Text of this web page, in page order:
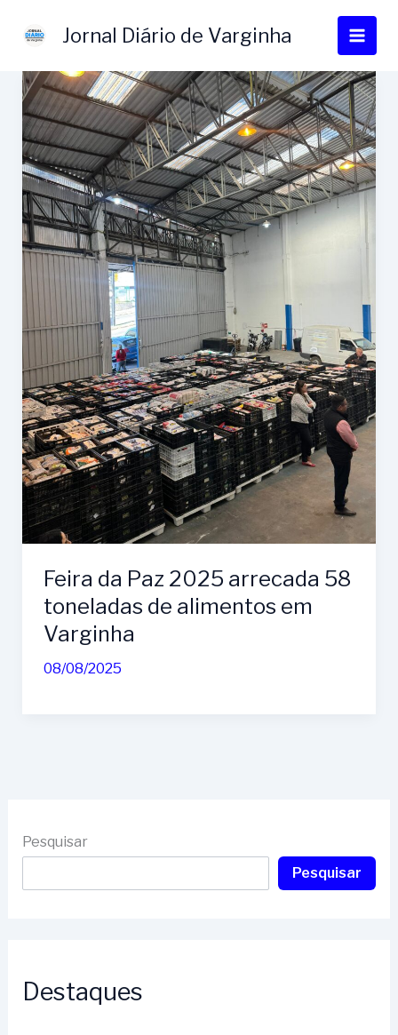
para
conteúdo
Jornal Diário de Varginha
Feira da Paz 2025 arrecada 58
toneladas de alimentos em
Varginha
08/08/2025
Pesquisar
Pesquisar
Destaques